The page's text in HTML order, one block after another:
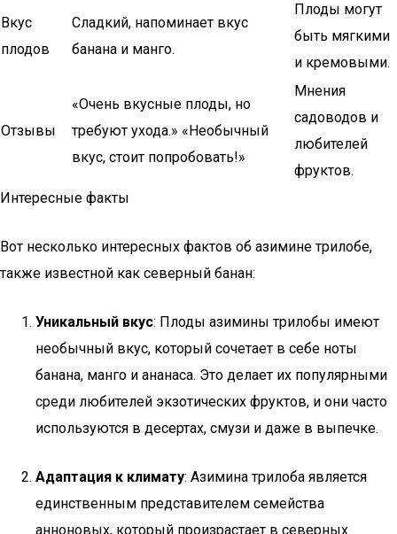
Вкус
плодов
Сладкий, напоминает вкус
банана и манго.
Плоды могут
быть мягкими
и кремовыми.
Отзывы
«Очень вкусные плоды, но
требуют ухода.» «Необычный
вкус, стоит попробовать!»
Мнения
садоводов и
любителей
фруктов.
Интересные факты
Вот несколько интересных фактов об азимине трилобе,
также известной как северный банан:
Уникальный вкус: Плоды азимины трилобы имеют
необычный вкус, который сочетает в себе ноты
банана, манго и ананаса. Это делает их популярными
среди любителей экзотических фруктов, и они часто
используются в десертах, смузи и даже в выпечке.
Адаптация к климату: Азимина трилоба является
единственным представителем семейства
анноновых, который произрастает в северных